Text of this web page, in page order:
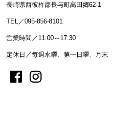
長崎県西彼杵郡長与町高田郷62-1
TEL／095-856-8101
営業時間／11:00～17:30
定休日／毎週水曜、第一日曜、月末